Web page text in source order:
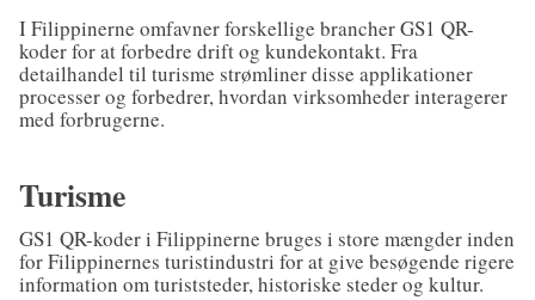
I Filippinerne omfavner forskellige brancher GS1 QR-
koder for at forbedre drift og kundekontakt. Fra
detailhandel til turisme strømliner disse applikationer
processer og forbedrer, hvordan virksomheder interagerer
med forbrugerne.
Turisme
GS1 QR-koder i Filippinerne bruges i store mængder inden
for Filippinernes turistindustri for at give besøgende rigere
information om turiststeder, historiske steder og kultur.